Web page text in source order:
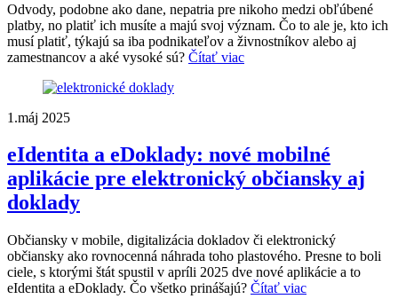
Odvody, podobne ako dane, nepatria pre nikoho medzi obľúbené
platby, no platiť ich musíte a majú svoj význam. Čo to ale je, kto ich
musí platiť, týkajú sa iba podnikateľov a živnostníkov alebo aj
zamestnancov a aké vysoké sú? Čítať viac
1.máj 2025
eIdentita a eDoklady: nové mobilné
aplikácie pre elektronický občiansky aj
doklady
Občiansky v mobile, digitalizácia dokladov či elektronický
občiansky ako rovnocenná náhrada toho plastového. Presne to boli
ciele, s ktorými štát spustil v apríli 2025 dve nové aplikácie a to
eIdentita a eDoklady. Čo všetko prinášajú? Čítať viac